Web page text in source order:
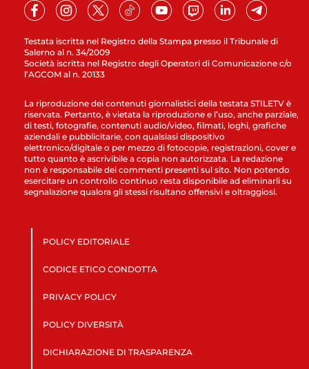
Testata iscritta nel Registro della Stampa presso il Tribunale di
Salerno al n. 34/2009
Società iscritta nel Registro degli Operatori di Comunicazione c/o
l’AGCOM al n. 20133
La riproduzione dei contenuti giornalistici della testata STILETV è
riservata. Pertanto, è vietata la riproduzione e l’uso, anche parziale,
di testi, fotografie, contenuti audio/video, filmati, loghi, grafiche
aziendali e pubblicitarie, con qualsiasi dispositivo
elettronico/digitale o per mezzo di fotocopie, registrazioni, cover e
tutto quanto è ascrivibile a copia non autorizzata. La redazione
non è responsabile dei commenti presenti sul sito. Non potendo
esercitare un controllo continuo resta disponibile ad eliminarli su
segnalazione qualora gli stessi risultano offensivi e oltraggiosi.
POLICY EDITORIALE
CODICE ETICO CONDOTTA
PRIVACY POLICY
POLICY DIVERSITÀ
DICHIARAZIONE DI TRASPARENZA